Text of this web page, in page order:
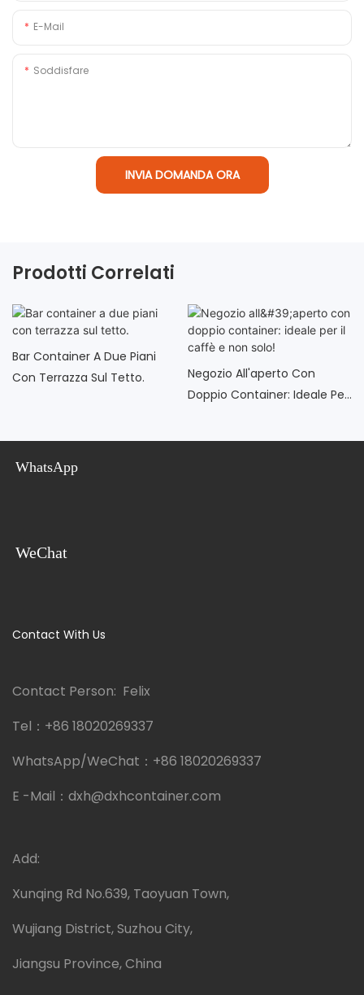
E-Mail
Soddisfare
INVIA DOMANDA ORA
Prodotti Correlati
Bar Container A Due Piani
Con Terrazza Sul Tetto.
Negozio All'aperto Con
Doppio Container: Ideale Per
WhatsApp
WeChat
Contact With Us
Contact Person: Felix
Tel： +86 18020269337
WhatsApp/WeChat： +86 18020269337
E -Mail： dxh@dxhcontainer.com
Add:
Xunqing Rd No.639, Taoyuan Town,
Wujiang District, Suzhou City,
Jiangsu Province, China